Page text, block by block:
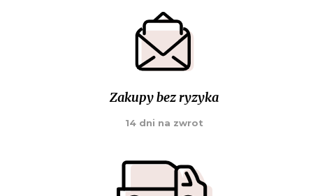
Zakupy bez ryzyka
14 dni na zwrot